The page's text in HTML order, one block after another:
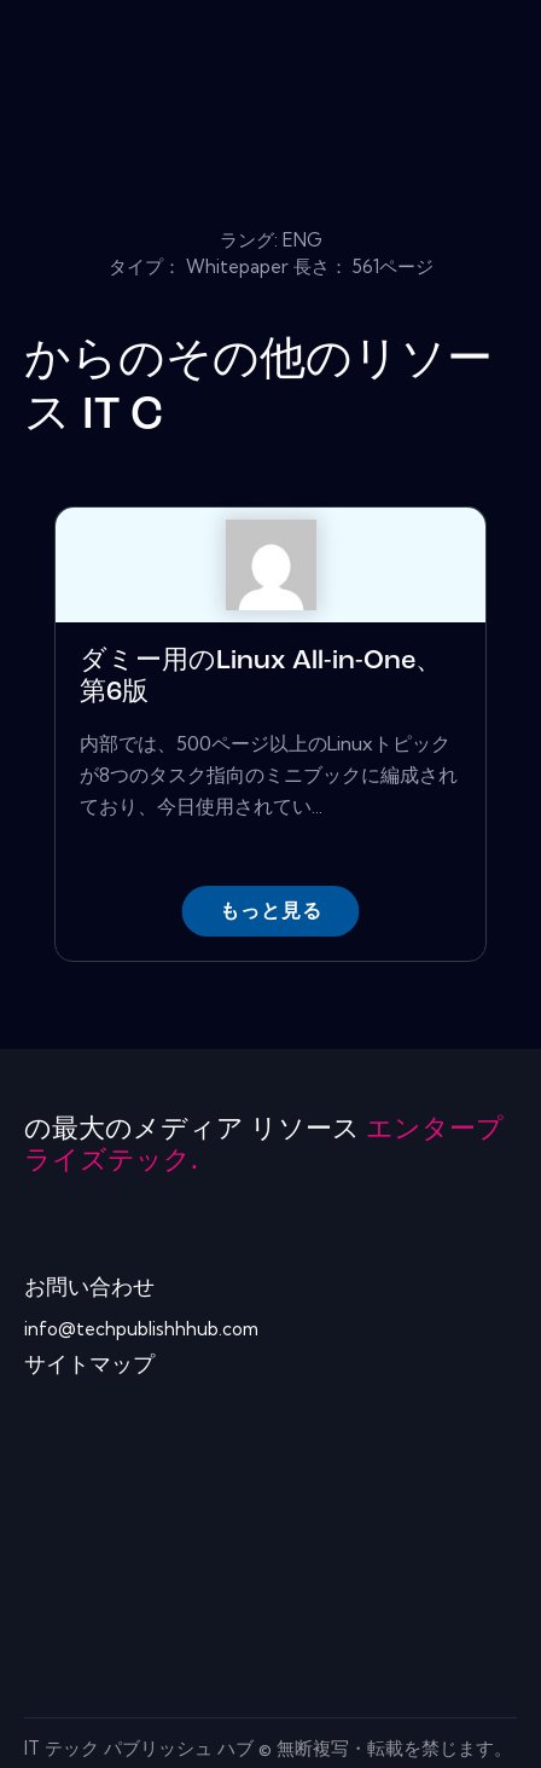
ラング: ENG
タイプ： Whitepaper 長さ： 561ページ
からのその他のリソー
ス IT C
ダミー用のLinux All-in-One、
第6版
内部では、500ページ以上のLinuxトピック
が8つのタスク指向のミニブックに編成され
ており、今日使用されてい...
もっと見る
の最大のメディア リソース エンタープ
ライズテック.
お問い合わせ
info@techpublishhhub.com
サイトマップ
IT テック パブリッシュ ハブ © 無断複写・転載を禁じます。